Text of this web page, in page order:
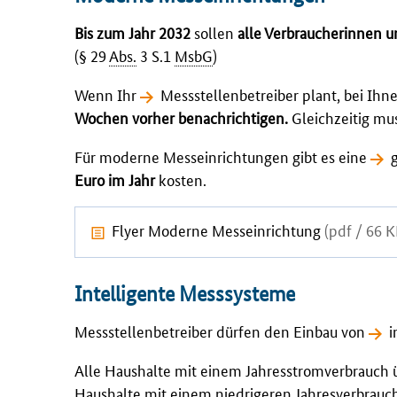
Bis zum Jahr 2032 sollen alle Verbraucherinnen
(§ 29Abs. 3 S.1 MsbG)
Wenn Ihr
Messstellenbetreiber plant, bei
Wochen vorher benachrichtigen. Gleichzeitig
Für moderne Messeinrichtungen gibt es eine
Euro im Jahrkosten.
Flyer Moderne Messeinrichtung (pdf / 66
Intelligente Messsysteme
Messstellenbetreiber dürfen den Einbau von
Alle Haushalte mit einem Jahresstromverbrauch
Haushalte mit einem niedrigeren